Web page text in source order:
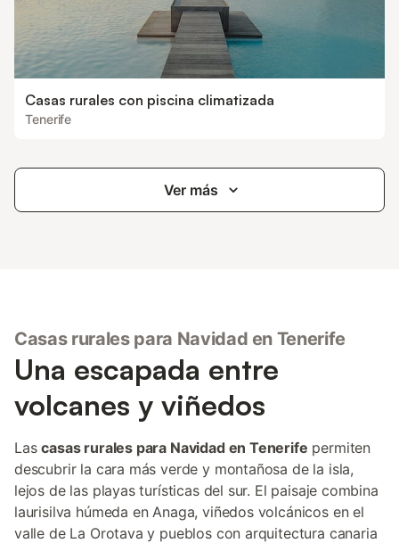
Casas rurales con piscina climatizada
Tenerife
Ver más
Casas rurales para Navidad en Tenerife
Una escapada entre
volcanes y viñedos
Lascasas rurales para Navidad en Tenerife permiten
descubrir la cara más verde y montañosa de la isla,
lejos de las playas turísticas del sur. El paisaje combina
laurisilva húmeda en Anaga, viñedos volcánicos en el
valle de La Orotava y pueblos con arquitectura canaria